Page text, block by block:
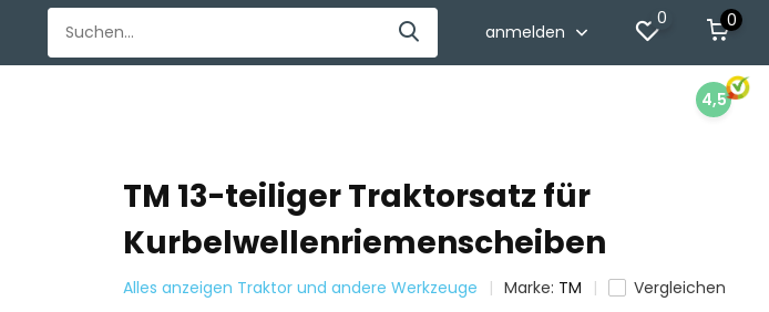
anmelden
0 0
4,5
TM 13-teiliger Traktorsatz für
Kurbelwellenriemenscheiben
Alles anzeigen Traktor und andere Werkzeuge Marke: TM
Vergleichen